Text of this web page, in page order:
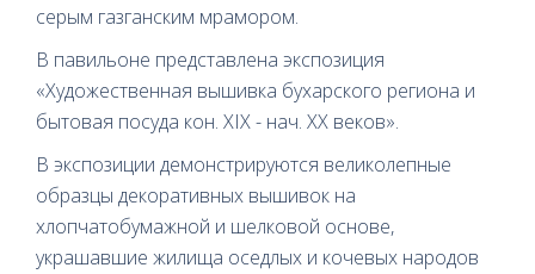
серым газганским мрамором.
В павильоне представлена экспозиция
«Художественная вышивка бухарского региона и
бытовая посуда кон. XIX - нач. XX веков».
В экспозиции демонстрируются великолепные
образцы декоративных вышивок на
хлопчатобумажной и шелковой основе,
украшавшие жилища оседлых и кочевых народов